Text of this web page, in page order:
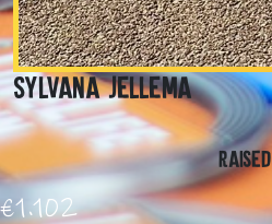
Sylvana Jellema
Raised
€1.102